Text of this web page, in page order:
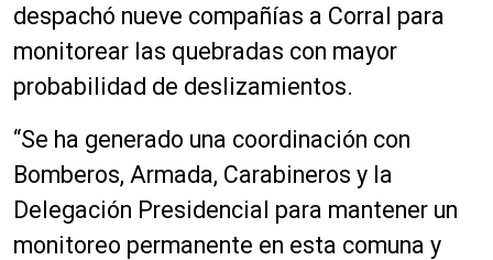
despachó nueve compañías a Corral para
monitorear las quebradas con mayor
probabilidad de deslizamientos.
“Se ha generado una coordinación con
Bomberos, Armada, Carabineros y la
Delegación Presidencial para mantener un
monitoreo permanente en esta comuna y